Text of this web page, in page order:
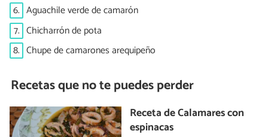
6. Aguachile verde de camarón
7. Chicharrón de pota
8. Chupe de camarones arequipeño
Recetas que no te puedes perder
Receta de Calamares con
espinacas